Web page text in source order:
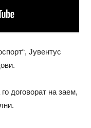
Јувентус
договорат на заем,